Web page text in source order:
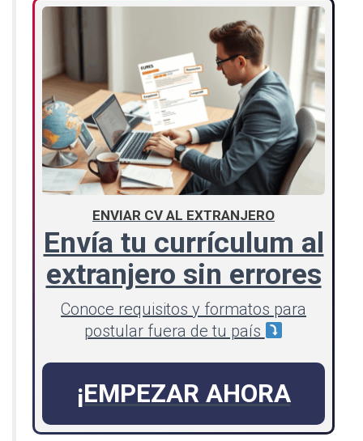
ENVIAR CV AL EXTRANJERO
Envía tu currículum al
extranjero sin errores
Conoce requisitos y formatos para
postular fuera de tu país
¡EMPEZAR AHORA